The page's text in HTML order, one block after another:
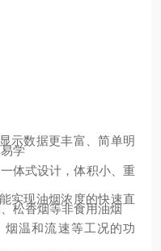
示数据更丰富、简单明
学
一体式设计，体积小、重
实现油烟浓度的快速直
松香烟等非食用油烟
温和流速等工况的功